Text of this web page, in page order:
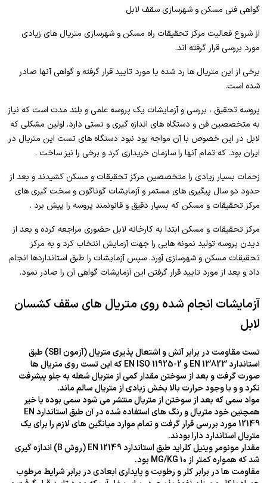
گواهی فنی مسکن و شهرسازی سقف لابل
از شروع فعالیت مرکز تحقیقات راه مسکن و شهرسازی متریال های زیادی
مورد بررسی قرار گرفته اند.
برخی از این متریال ها رد شده یا مورد تایید قرار گرفته و گواهی آنها صادر
شده است.
پروسه تحقیق ، بررسی و آزمایشات یک پروسه علمی و بلند مدت است که نیاز
به متخصصین فن و دستگاه های اندازه گیری و تستی دارد. اولین مشکلی که
لابل در این خصوص با آن مواجه بود نبود دستگاه های تست این متریال در
ایران بود. که تمام آنها را سازمان خریداری کرد و برخی را نیز ساخت .
زحمات بسیار زیادی را متخصصین مرکز تحقیقات و مسکن کشیدند و بعد از
حدود دو سال پیگیری های مستمر و آزمایشات گوناگون و سخت گیری های
مرکز تحقیقات و مسکن که بسیار دقیق و قانونمند پروسه را پیش برد .
مرکز تحقیقات و مسکن ابتدا به کارخانه لابل حضوری مراجعه کرده و بعد از
دیدن پروسه تولید نمونه هایی را جهت آزمایش انتخاب کرد و به مرکز
تحقیقات مسکن و شهرسازی آورد. سپس آزمایشات را طبق استانداردها انجام
داد و بعد از مورد تایید قرار گرفتن این آزمایشات گواهی آن را صادر نمود.
آزمایشات انجام شده روی متریال های سقف کشسان
لابل
تست مقاومت در برابر آتش و اشتعال پذیری متریال (آزمون SBI) طبق
استاندارد EN 13823 و EN ISO 11925-2 که این تست روی متریال ها
صورت گرفت و بعد از سوختن مقدار کمی از متریال شعله به جلو پیشرفت
نکرد و و با وجود حرارت بالا بخش زیادی از متریال سالم ماند.
مواد سمی که بعد از سوختن از متریال منتشر می شود سمی بوده یا خیر
همچنین خود متریال و رنگ های استفاده شده در آن طبق استاندارد EN
12149 مورد بررسی قرار گرفت و تمام موارد میانگین های لازم را برای یک
متریال استاندارد دارا بودند.
مقدار مونومر وینیل کلراید طبق استاندارد EN 12149 (روش B) اندازه گیری
شد که همواره کمتر از ۱۰ MG/KG بود.
مقاومت ها در برابر کلر و رطوبت و پایداری ابعادی در برابر شرایط مرطوب